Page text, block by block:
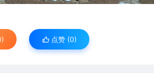
点赞 (0)